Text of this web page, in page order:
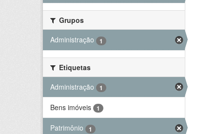
Grupos
Administração
1
Etiquetas
Administração
1
Bens imóveis 1
Patrimônio 1